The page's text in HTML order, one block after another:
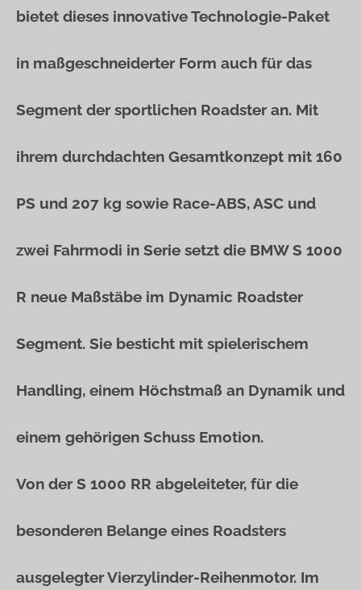
bietet dieses innovative Technologie-Paket
in maßgeschneiderter Form auch für das
Segment der sportlichen Roadster an. Mit
ihrem durchdachten Gesamtkonzept mit 160
PS und 207 kg sowie Race-ABS, ASC und
zwei Fahrmodi in Serie setzt die BMW S 1000
R neue Maßstäbe im Dynamic Roadster
Segment. Sie besticht mit spielerischem
Handling, einem Höchstmaß an Dynamik und
einem gehörigen Schuss Emotion.
Von der S 1000 RR abgeleiteter, für die
besonderen Belange eines Roadsters
ausgelegter Vierzylinder-Reihenmotor. Im